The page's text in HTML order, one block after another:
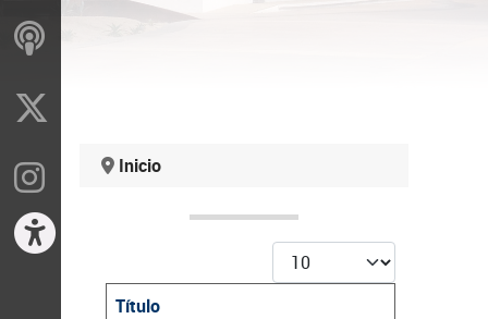
Inicio
Cantidad
Título
ivoox
Instragram